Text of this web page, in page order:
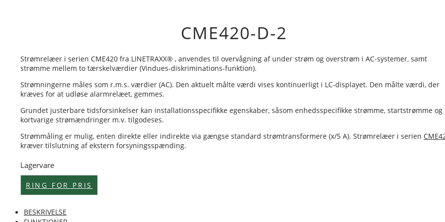
CME420-D-2
Strømrelæer i serien CME420 fra LINETRAXX® , anvendes til overvågning af under strøm og overstrøm i AC-systemer, samt
strømme mellem to tærskelværdier (Vindues-diskriminations-funktion).
Strømningerne måles som r.m.s. værdier (AC). Den aktuelt målte værdi vises kontinuerligt i LC-displayet. Den målte værdi, der
kræves for at udløse alarmrelæet, gemmes.
Grundet justerbare tidsforsinkelser kan installationsspecifikke egenskaber, såsom enhedsspecifikke strømme, startstrømme og
kortvarige strømændringer m.v. tilgodeses.
Strømmåling er mulig, enten direkte eller indirekte via gængse standard strømtransformere (x/5 A). Strømrelæer i serien
kræver tilslutning af ekstern forsyningsspænding.
Lagervare
RING FOR PRIS
BESKRIVELSE